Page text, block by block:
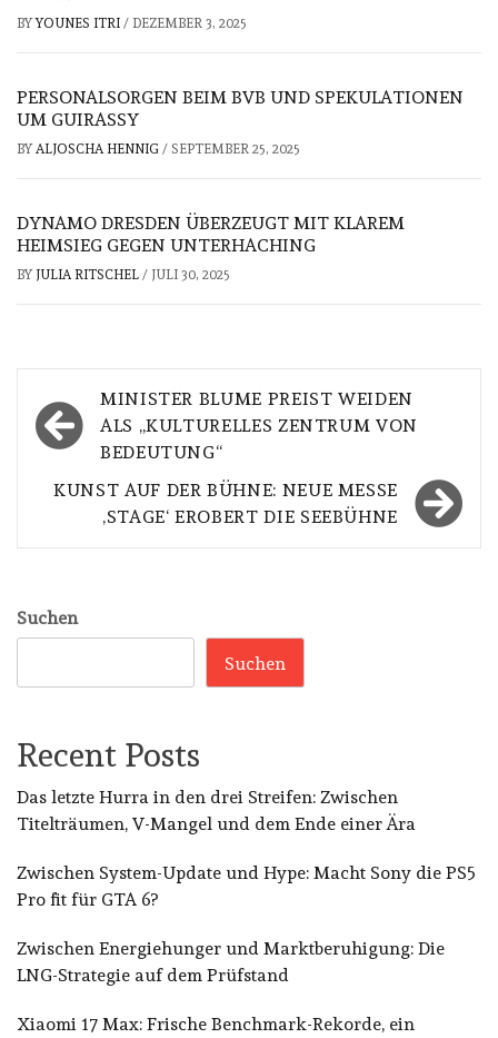
BY YOUNES ITRI / DEZEMBER 3, 2025
PERSONALSORGEN BEIM BVB UND SPEKULATIONEN
UM GUIRASSY
BY ALJOSCHA HENNIG / SEPTEMBER 25, 2025
DYNAMO DRESDEN ÜBERZEUGT MIT KLAREM
HEIMSIEG GEGEN UNTERHACHING
BY JULIA RITSCHEL / JULI 30, 2025
Beitragsnavigation
MINISTER BLUME PREIST WEIDEN
ALS „KULTURELLES ZENTRUM VON
BEDEUTUNG“
KUNST AUF DER BÜHNE: NEUE MESSE
‚STAGE‘ EROBERT DIE SEEBÜHNE
Suchen
Suchen
Recent Posts
Das letzte Hurra in den drei Streifen: Zwischen
Titelträumen, V-Mangel und dem Ende einer Ära
Zwischen System-Update und Hype: Macht Sony die PS5
Pro fit für GTA 6?
Zwischen Energiehunger und Marktberuhigung: Die
LNG-Strategie auf dem Prüfstand
Xiaomi 17 Max: Frische Benchmark-Rekorde, ein